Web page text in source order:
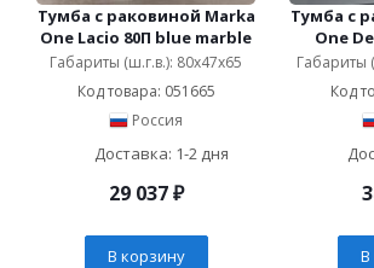
Тумба с раковиной Marka
One Lacio 80П blue marble
Габариты (ш.г.в.): 80x47x65
Код товара: 051665
Россия
Доставка: 1-2 дня
29 037₽
В корзину
Тумба с
One
Габариты
Код
В